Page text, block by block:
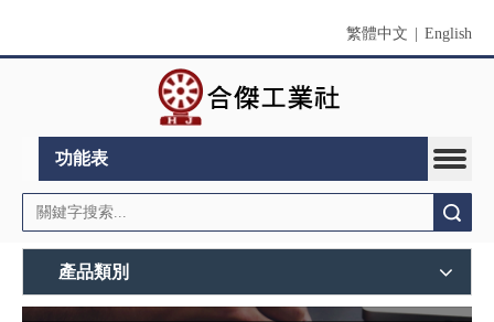
繁體中文 English
功能表
產品類別